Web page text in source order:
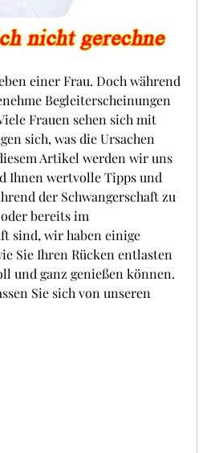
einer Frau. Doch während
Begleiterscheinungen
Frauen sehen sich mit
sich, was die Ursachen
Artikel werden wir uns
Ihnen wertvolle Tipps und
der Schwangerschaft zu
bereits im
sind, wir haben einige
Sie Ihren Rücken entlasten
und ganz genießen können.
Sie sich von unseren